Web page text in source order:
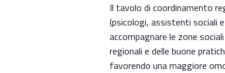
Il tavolo di coordinamento
(psicologi, assistenti sociali
accompagnare le zone
regionali e delle buone
favorendo una maggiore